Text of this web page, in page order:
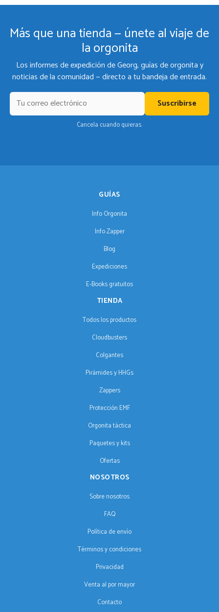
Más que una tienda — únete al viaje de
la orgonita
Los informes de expedición de Georg, guías de orgonita y
noticias de la comunidad — directo a tu bandeja de entrada.
Suscribirse
Cancela cuando quieras.
GUÍAS
Info Orgonita
Info Zapper
Blog
Expediciones
E-Books gratuitos
TIENDA
Todos los productos
Cloudbusters
Colgantes
Pirámides y HHGs
Zappers
Protección EMF
Orgonita táctica
Paquetes y kits
Ofertas
NOSOTROS
Sobre nosotros
FAQ
Política de envío
Términos y condiciones
Privacidad
Venta al por mayor
Contacto